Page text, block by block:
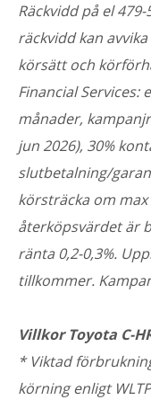
Räckvidd på el
räckvidd kan
körsätt och
Financial Services:
månader,
jun 2026), 30%
slutbetalning/
körsträcka om
återköpsvärdet är
ränta 0,2-0,3%.
tillkommer.
Villkor Toyota C-
* Viktad
körning enligt